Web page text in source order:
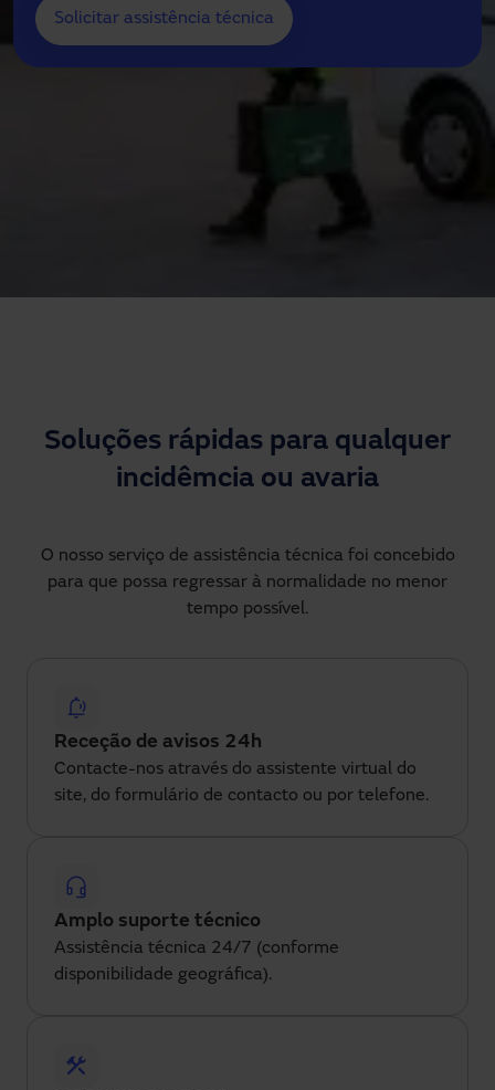
Precisa de assistência?
Downloads
Contacto
Solicitar assistência técnica
Soluções rápidas para qualquer
incidêmcia ou avaria
O nosso serviço de assistência técnica foi concebido
para que possa regressar à normalidade no menor
tempo possível.
Receção de avisos 24h
Contacte-nos através do assistente virtual do
site, do formulário de contacto ou por telefone.
Amplo suporte técnico
Assistência técnica 24/7 (conforme
disponibilidade geográfica).